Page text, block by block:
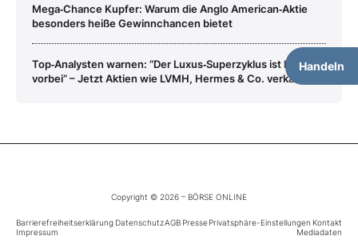
Handeln
Mega‑Chance Kupfer: Warum die Anglo American‑Aktie
besonders heiße Gewinnchancen bietet
Top‑Analysten warnen: “Der Luxus‑Superzyklus ist bald
vorbei” – Jetzt Aktien wie LVMH, Hermes & Co. verkaufen?
Copyright © 2026 – BÖRSE ONLINE
Barrierefreiheitserklärung DatenschutzAGB PressePrivatsphäre-Einstellungen Kontakt
Impressum
Mediadaten